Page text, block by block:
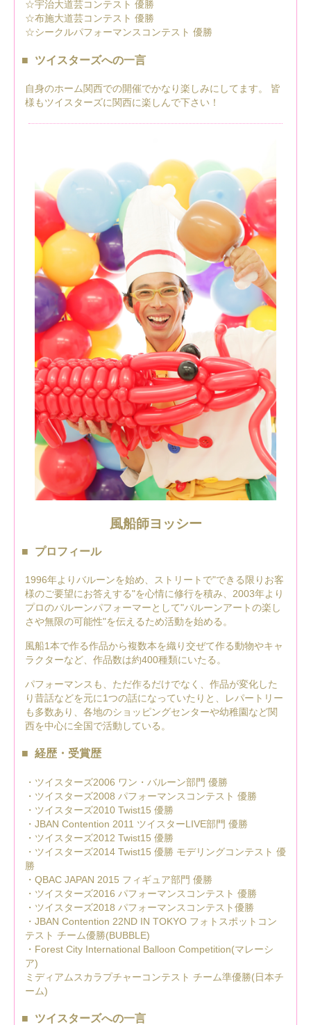
☆宇治大道芸コンテスト 優勝
☆布施大道芸コンテスト 優勝
☆シークルパフォーマンスコンテスト 優勝
ツイスターズへの一言
自身のホーム関西での開催でかなり楽しみにしてます。 皆
様もツイスターズに関西に楽しんで下さい！
風船師ヨッシー
プロフィール
1996年よりバルーンを始め、ストリートで"できる限りお客
様のご要望にお答えする"を心情に修行を積み、2003年より
プロのバルーンパフォーマーとして"バルーンアートの楽し
さや無限の可能性"を伝えるため活動を始める。
風船1本で作る作品から複数本を織り交ぜて作る動物やキャ
ラクターなど、作品数は約400種類にいたる。
パフォーマンスも、ただ作るだけでなく、作品が変化した
り昔話などを元に1つの話になっていたりと、レパートリー
も多数あり、各地のショッピングセンターや幼稚園など関
西を中心に全国で活動している。
経歴・受賞歴
・ツイスターズ2006 ワン・バルーン部門 優勝
・ツイスターズ2008 パフォーマンスコンテスト 優勝
・ツイスターズ2010 Twist15 優勝
・JBAN Contention 2011 ツイスターLIVE部門 優勝
・ツイスターズ2012 Twist15 優勝
・ツイスターズ2014 Twist15 優勝 モデリングコンテスト 優
勝
・QBAC JAPAN 2015 フィギュア部門 優勝
・ツイスターズ2016 パフォーマンスコンテスト 優勝
・ツイスターズ2018 パフォーマンスコンテスト優勝
・JBAN Contention 22ND IN TOKYO フォトスポットコン
テスト チーム優勝(BUBBLE)
・Forest City International Balloon Competition(マレーシ
ア)
ミディアムスカラプチャーコンテスト チーム準優勝(日本チ
ーム)
ツイスターズへの一言